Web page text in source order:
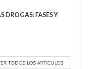
DROGAS: FASES Y
TODOS LOS ARTÍCULOS